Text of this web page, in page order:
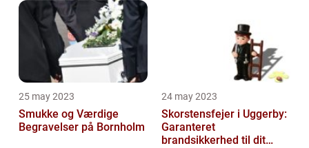
25 may 2023
Smukke og Værdige
Begravelser på Bornholm
24 may 2023
Skorstensfejer i Uggerby:
Garanteret
brandsikkerhed til dit